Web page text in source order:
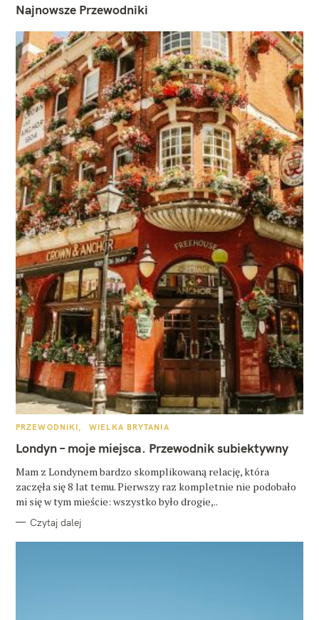
Najnowsze Przewodniki
K
T
E
O
R
I
PRZEWODNIKI WIELKA BRYTANIA
Londyn – moje miejsca. Przewodnik subiektywny
Mam z Londynem bardzo skomplikowaną relację, która
zaczęła się 8 lat temu. Pierwszy raz kompletnie nie podobało
mi się w tym mieście: wszystko było drogie,..
Czytaj dalej